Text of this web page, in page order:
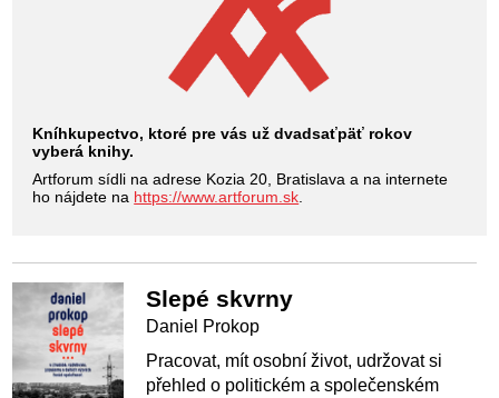
Kníhkupectvo, ktoré pre vás už dvadsaťpäť rokov
vyberá knihy.
Artforum sídli na adrese Kozia 20, Bratislava a na internete
ho nájdete na https://www.artforum.sk
Slepé skvrny
Daniel Prokop
Pracovat, mít osobní život, udržovat si
přehled o politickém a společenském